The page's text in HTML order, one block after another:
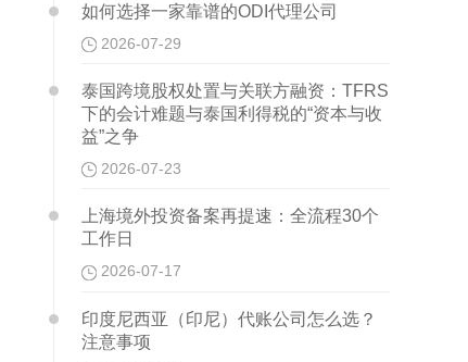
如何选择一家靠谱的ODI代理公司
2026-07-29
泰国跨境股权处置与关联方融资：TFRS
下的会计难题与泰国利得税的“资本与收
益”之争
2026-07-23
上海境外投资备案再提速：全流程30个
工作日
2026-07-17
印度尼西亚（印尼）代账公司怎么选？
注意事项